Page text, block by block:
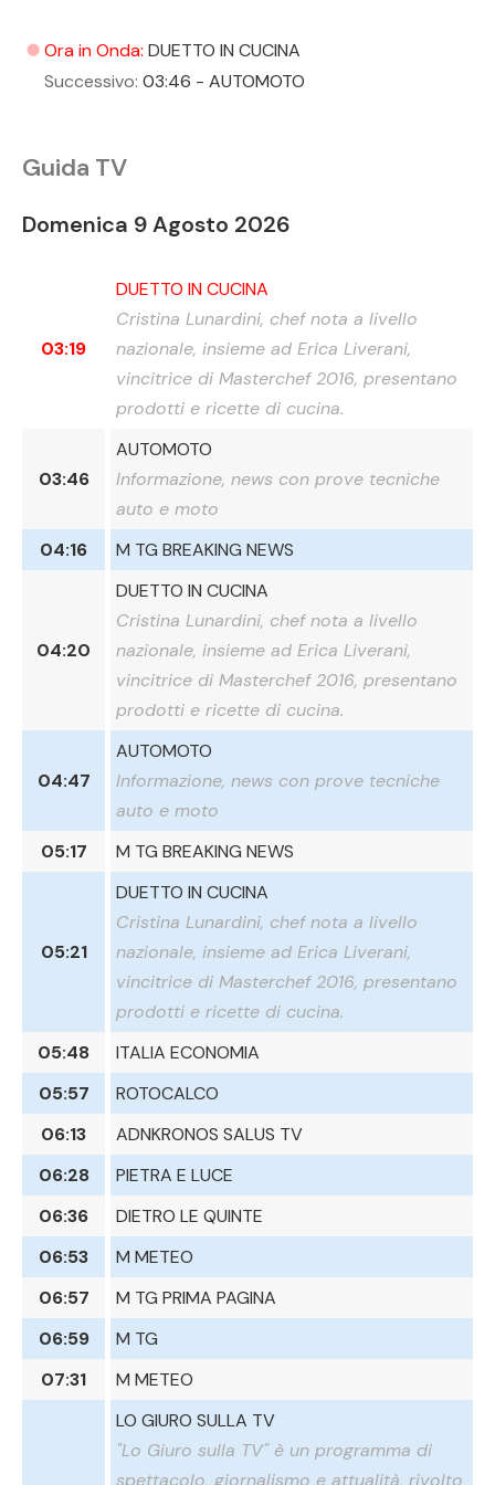
UNMUTE
Ora in Onda: DUETTO IN CUCINA
Successivo: 03:46 - AUTOMOTO
Guida TV
Domenica 9 Agosto 2026
03:19
DUETTO IN CUCINA
Cristina Lunardini, chef nota a livello
nazionale, insieme ad Erica Liverani,
vincitrice di Masterchef 2016, presentano
prodotti e ricette di cucina.
03:46
AUTOMOTO
Informazione, news con prove tecniche
auto e moto
04:16
M TG BREAKING NEWS
04:20
DUETTO IN CUCINA
Cristina Lunardini, chef nota a livello
nazionale, insieme ad Erica Liverani,
vincitrice di Masterchef 2016, presentano
prodotti e ricette di cucina.
04:47
AUTOMOTO
Informazione, news con prove tecniche
auto e moto
05:17
M TG BREAKING NEWS
05:21
DUETTO IN CUCINA
Cristina Lunardini, chef nota a livello
nazionale, insieme ad Erica Liverani,
vincitrice di Masterchef 2016, presentano
prodotti e ricette di cucina.
05:48
ITALIA ECONOMIA
05:57
ROTOCALCO
06:13
ADNKRONOS SALUS TV
06:28
PIETRA E LUCE
06:36
DIETRO LE QUINTE
06:53
M METEO
06:57
M TG PRIMA PAGINA
06:59
M TG
07:31
M METEO
LO GIURO SULLA TV
"Lo Giuro sulla TV" è un programma di